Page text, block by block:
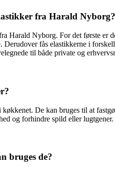
fra Harald Nyborg?
Harald Nyborg. For det første er
fås elastikkerne i
til både private og
De kan bruges til at
og forhindre spild eller
bruges de?